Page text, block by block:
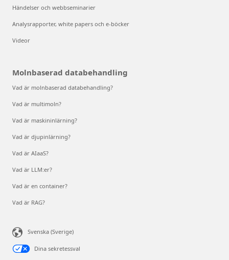
Händelser och webbseminarier
Analysrapporter, white papers och e-böcker
Videor
Molnbaserad databehandling
Vad är molnbaserad databehandling?
Vad är multimoln?
Vad är maskininlärning?
Vad är djupinlärning?
Vad är AIaaS?
Vad är LLM:er?
Vad är en container?
Vad är RAG?
Svenska (Sverige)
Dina sekretessval